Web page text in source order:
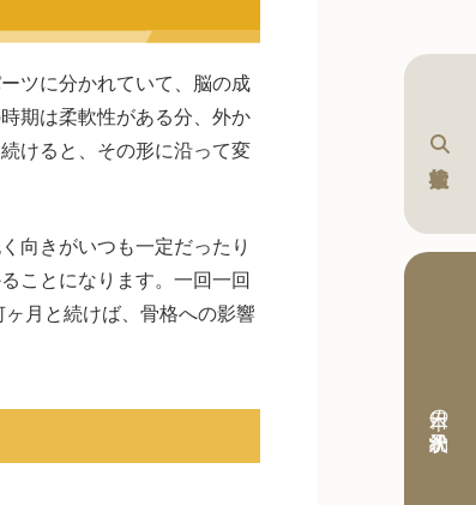
本日の予約状況
ツに分かれていて、脳の成
期は柔軟性がある分、外か
けると、その形に沿って変
向きがいつも一定だったり
ことになります。一回一回
月と続けば、骨格への影響